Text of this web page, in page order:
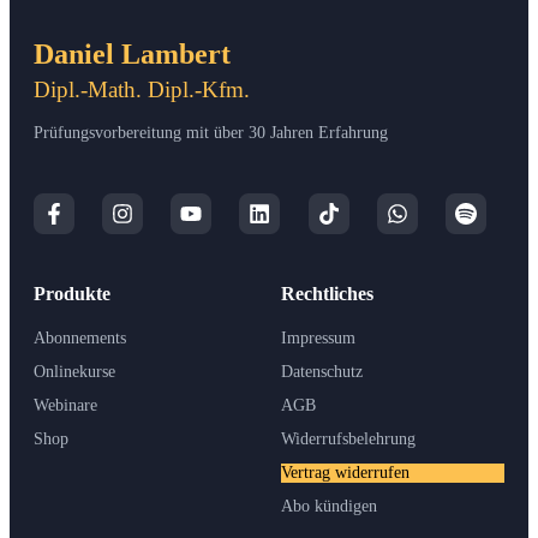
Daniel Lambert
Dipl.-Math. Dipl.-Kfm.
Prüfungsvorbereitung mit über 30 Jahren Erfahrung
Produkte
Abonnements
Onlinekurse
Webinare
Shop
Rechtliches
Impressum
Datenschutz
AGB
Widerrufsbelehrung
Vertrag widerrufen
Abo kündigen